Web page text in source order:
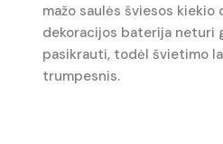
mažo saulės šviesos kiekio
dekoracijos baterija neturi
pasikrauti, todėl švietimo
trumpesnis.